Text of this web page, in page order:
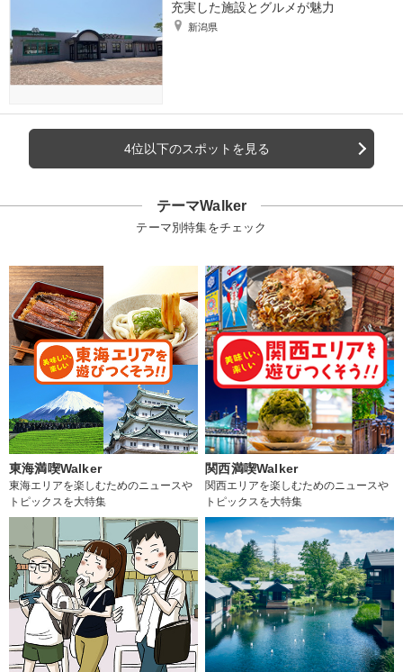
充実した施設とグルメが魅力
新潟県
4位以下のスポットを見る
テーマWalker
テーマ別特集をチェック
東海満喫Walker
東海エリアを楽しむためのニュースや
トピックスを大特集
関西満喫Walker
関西エリアを楽しむためのニュースや
トピックスを大特集